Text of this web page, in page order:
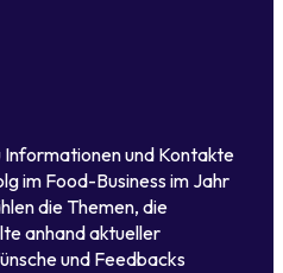
Informationen und Kontakte
im Food-Business im Jahr
die Themen, die
anhand aktueller
und Feedbacks